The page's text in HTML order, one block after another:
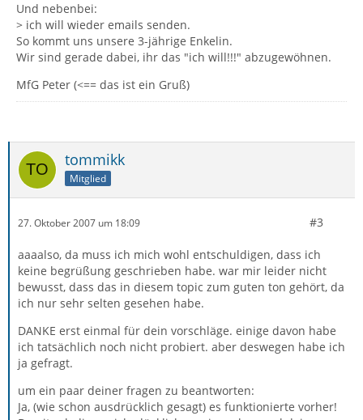
Und nebenbei:
> ich will wieder emails senden.
So kommt uns unsere 3-jährige Enkelin.
Wir sind gerade dabei, ihr das "ich will!!!" abzugewöhnen.
MfG Peter (<== das ist ein Gruß)
tommikk
Mitglied
27. Oktober 2007 um 18:09 #3
aaaalso, da muss ich mich wohl entschuldigen, dass ich
keine begrüßung geschrieben habe. war mir leider nicht
bewusst, dass das in diesem topic zum guten ton gehört, da
ich nur sehr selten gesehen habe.
DANKE erst einmal für dein vorschläge. einige davon habe
ich tatsächlich noch nicht probiert. aber deswegen habe ich
ja gefragt.
um ein paar deiner fragen zu beantworten:
Ja, (wie schon ausdrücklich gesagt) es funktionierte vorher!